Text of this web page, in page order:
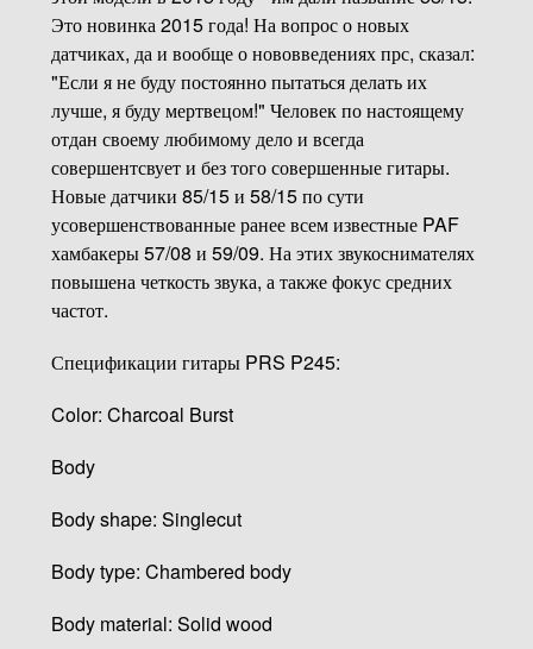
Это новинка 2015 года! На вопрос о новых
датчиках, да и вообще о нововведениях прс, сказал:
"Если я не буду постоянно пытаться делать их
лучше, я буду мертвецом!" Человек по настоящему
отдан своему любимому дело и всегда
совершентсвует и без того совершенные гитары.
Новые датчики 85/15 и 58/15 по сути
усовершенствованные ранее всем известные PAF
хамбакеры 57/08 и 59/09. На этих звукоснимателях
повышена четкость звука, а также фокус средних
частот.
Спецификации гитары PRS P245:
Color: Charcoal Burst
Body
Body shape: Singlecut
Body type: Chambered body
Body material: Solid wood